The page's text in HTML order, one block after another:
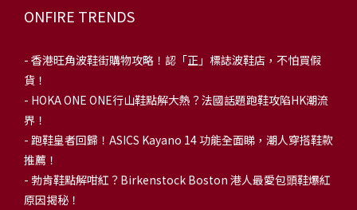
ONFIRE TRENDS
- 香港旺角波鞋街購物攻略！認「正」標誌波鞋店，不怕買假
貨！
- HOKA ONE ONE行山鞋點解大熱？法國話題跑鞋攻陷HK潮流
界！
- 跑鞋皇者回歸！ASICS Kayano 14 功能全面睇，潮人穿搭鞋款
推薦！
- 勃肯鞋點解咁紅？Birkenstock Boston 港人最愛包頭鞋爆紅
原因揭秘！